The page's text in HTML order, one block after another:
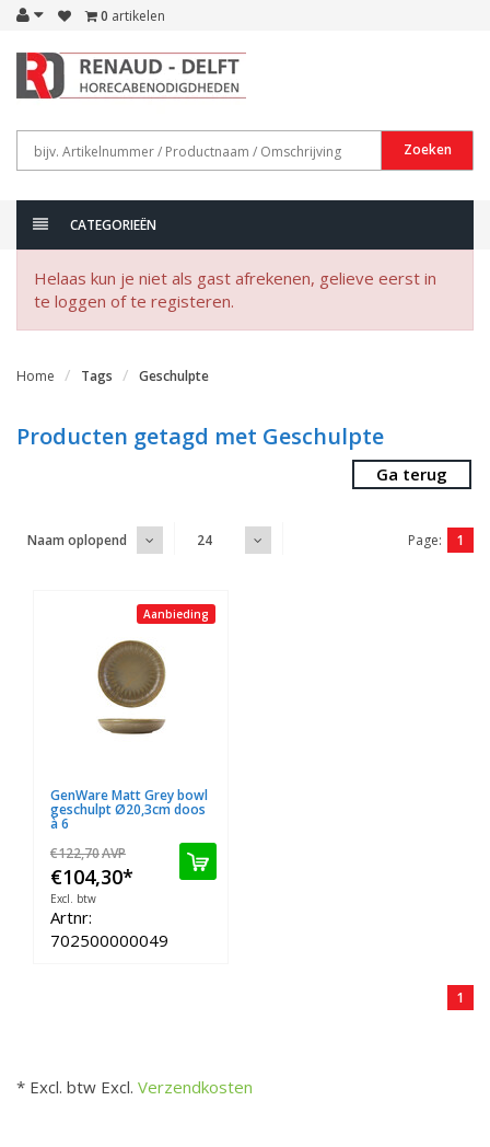
0 artikelen
Zoeken
CATEGORIEËN
Helaas kun je niet als gast afrekenen, gelieve eerst in
te loggen of te registeren.
Home Tags Geschulpte
Producten getagd met Geschulpte
Ga terug
Naam oplopend 24 Page: 1
Aanbieding
GenWare Matt Grey bowl
geschulpt Ø20,3cm doos
à 6
€122,70AVP
€104,30*
Excl. btw
Artnr:
702500000049
1
* Excl. btw Excl. Verzendkosten